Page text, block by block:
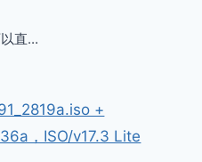
直…
+
，ISO/v17.3 Lite